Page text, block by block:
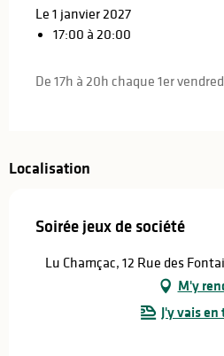
Le 1 janvier 2027
17:00 à 20:00
De 17h à 20h chaque 1er
Localisation
Soirée jeux de société
Lu Chamçac, 12 Rue des
M'y
J'y vais